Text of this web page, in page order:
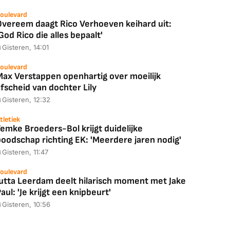
daagt Rico Verhoeven keihard uit:
Rico die alles bepaalt'
Gisteren, 14:01
Verstappen openhartig over moeilijk
van dochter Lily
Gisteren, 12:32
Broeders-Bol krijgt duidelijke
richting EK: 'Meerdere jaren nodig'
Gisteren, 11:47
Leerdam deelt hilarisch moment met Jake
'Je krijgt een knipbeurt'
Gisteren, 10:56